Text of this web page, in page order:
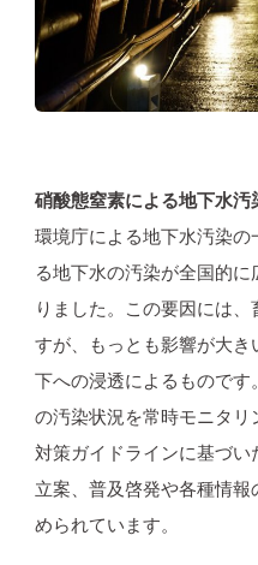
硝酸態窒素による地下水汚
環境庁による地下水汚染の
る地下水の汚染が全国的
りました。この要因には
すが、もっとも影響が大
下への浸透によるもので
の汚染状況を常時モニタリ
対策ガイドラインに基づ
立案、普及啓発や各種情
められています。